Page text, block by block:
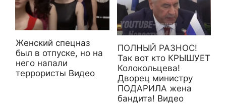
Женский спецназ
был в отпуске, но на
него напали
террористы Видео
ПОЛНЫЙ РАЗНОС!
Так вот кто КРЫШУЕТ
Колокольцева!
Дворец министру
ПОДАРИЛА жена
бандита! Видео